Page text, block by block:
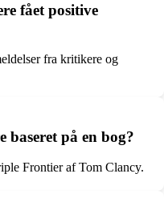
fået positive
fra kritikere og
baseret på en bog?
Frontier af Tom Clancy.